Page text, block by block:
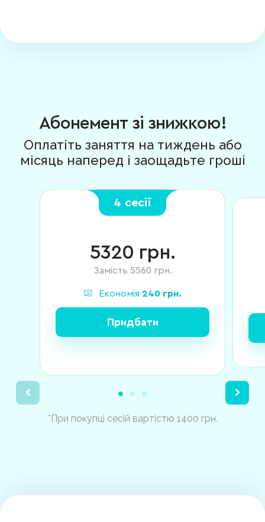
Абонемент зі знижкою!
Оплатіть заняття на тиждень або
місяць наперед і заощадьте гроші
4 сесії
5320 грн.
Замість 5560 грн.
Економія 240 грн.
Придбати
*При покупці сесій вартістю 1400 грн.